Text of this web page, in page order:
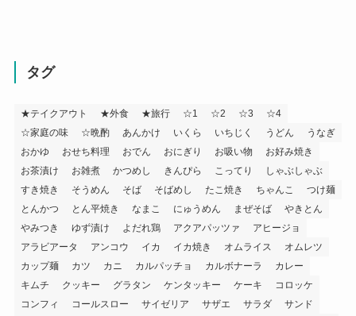
タグ
★テイクアウト ★外食 ★旅行 ☆1 ☆2 ☆3
☆4
☆家庭の味
☆晩酌 あんかけ いくら いちじく うどん
うなぎ
おかゆ
おせち料理 おでん おにぎり お吸い物
お好み焼き
お茶漬け
お雑煮 かつめし きんぴら こってり
しゃぶしゃぶ
すき焼き
そうめん そば そばめし たこ焼き ちゃんこ
つけ麺
とんかつ
とん平焼き なまこ にゅうめん まぜそば
やきとん
やみつき
ゆず漬け よだれ鶏 アクアパッツァ
アヒージョ
アラビアータ
アンコウ イカ イカ焼き オムライス
オムレツ
カップ麺
カツ カニ カルパッチョ カルボナーラ
カレー
キムチ
クッキー グラタン ケンタッキー ケーキ
コロッケ
コンフィ
コールスロー サイゼリア サザエ サラダ
サンド